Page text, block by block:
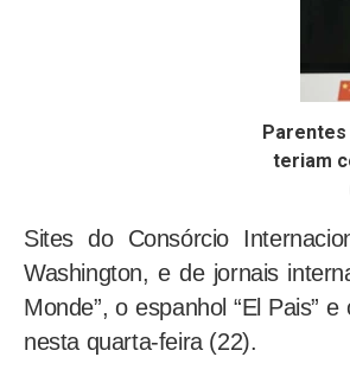
teriam
Sites do Consórcio
Washington, e de jornais
Monde”, o espanhol “El Pais”
nesta quarta-feira (22).